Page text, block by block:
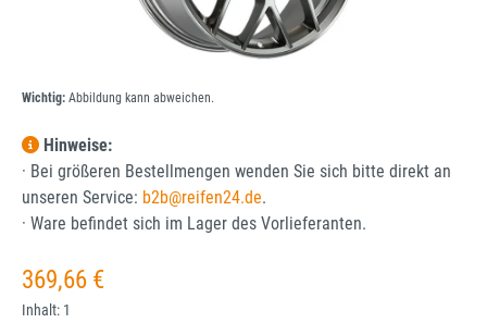
Wichtig: Abbildung kann abweichen.
Hinweise:
· Bei größeren Bestellmengen wenden Sie sich bitte direkt an
unseren Service: b2b@reifen24.de.
· Ware befindet sich im Lager des Vorlieferanten.
Regulärer Preis:
369,66 €
Inhalt: 1